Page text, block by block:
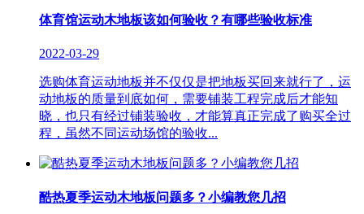
体育馆运动木地板该如何验收？有哪些验收标准
2022-03-29
选购体育运动地板并不仅仅是把地板买回来就行了，运
动地板的质量到底如何，需要铺装工程完成后才能知
晓，也只有经过铺装验收，才能算真正完成了购买全过
程，虽然不同运动场馆的验收...
酷热夏季运动木地板问题多？小编教您几招